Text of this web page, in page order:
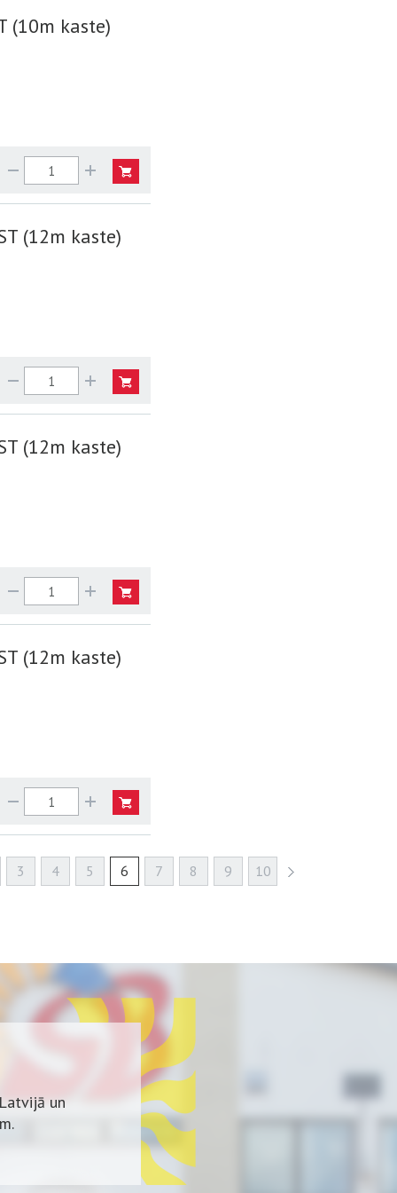
(10m kaste)
(12m kaste)
(12m kaste)
(12m kaste)
3 4 5 6 7 8 9 10
un